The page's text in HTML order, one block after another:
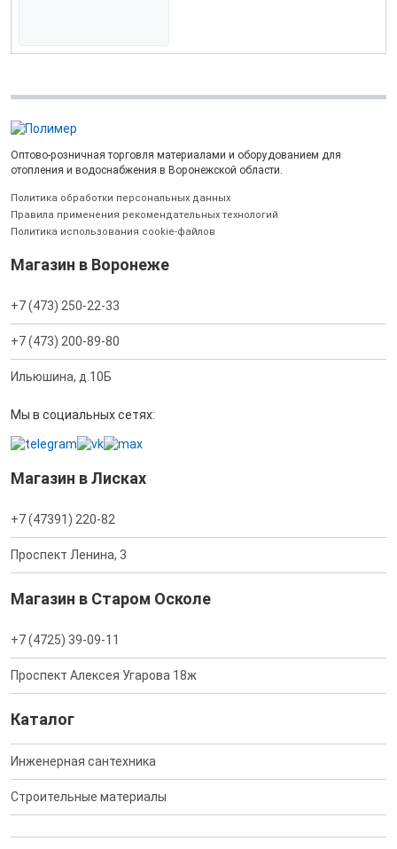
Оптово-розничная торговля материалами и оборудованием для
отопления и водоснабжения в Воронежской области.
Политика обработки персональных данных
Правила применения рекомендательных технологий
Политика использования cookie-файлов
Магазин в Воронеже
+7 (473) 250-22-33
+7 (473) 200-89-80
Ильюшина, д.10Б
Мы в социальных сетях:
Магазин в Лисках
+7 (47391) 220-82
Проспект Ленина, 3
Магазин в Старом Осколе
+7 (4725) 39-09-11
Проспект Алексея Угарова 18ж
Каталог
Инженерная сантехника
Строительные материалы